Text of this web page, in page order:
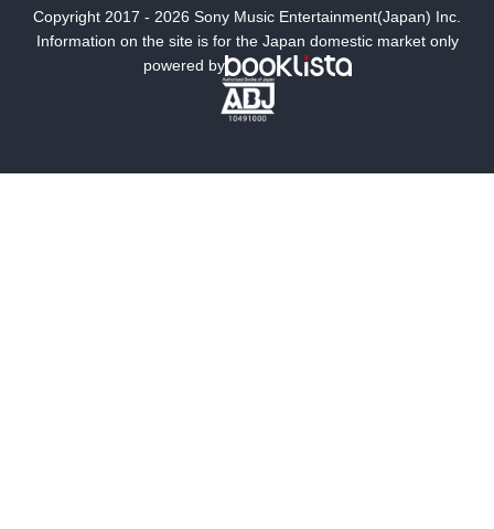
ミステリー SF
文学
Copyright 2017 - 2026 Sony Music Entertainment(Japan) Inc.
Information on the site is for the Japan domestic market only
powered by